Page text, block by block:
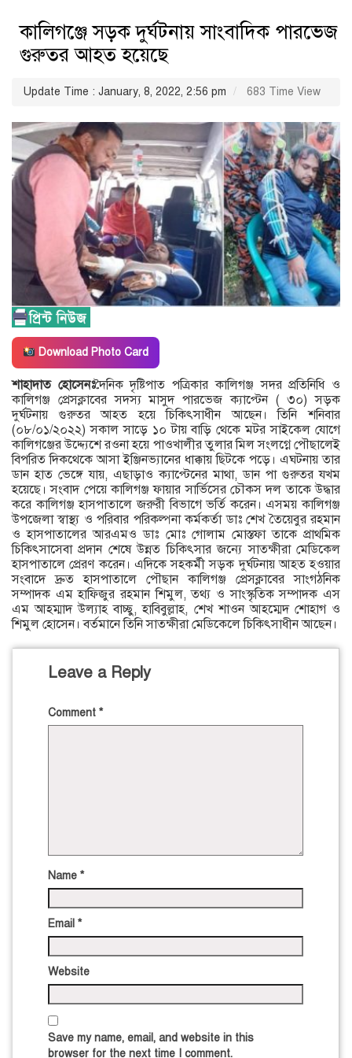
কালিগঞ্জে সড়ক দুর্ঘটনায় সাংবাদিক পারভেজ
গুরুতর আহত হয়েছে
Update Time : January, 8, 2022, 2:56 pm 683 Time View
Download Photo Card
শাহাদাত হোসেনঃদৈনিক দৃষ্টিপাত পত্রিকার কালিগঞ্জ সদর প্রতিনিধি ও
কালিগঞ্জ প্রেসক্লাবের সদস্য মাসুদ পারভেজ ক্যাপ্টেন ( ৩০) সড়ক
দুর্ঘটনায় গুরুতর আহত হয়ে চিকিৎসাধীন আছেন। তিনি শনিবার
(০৮/০১/২০২২) সকাল সাড়ে ১০ টায় বাড়ি থেকে মটর সাইকেল যোগে
কালিগঞ্জের উদ্দ্যেশে রওনা হয়ে পাওখালীর তুলার মিল সংলগ্নে পৌছালেই
বিপরিত দিকথেকে আসা ইঞ্জিনভ্যানের ধাক্কায় ছিটকে পড়ে। এঘটনায় তার
ডান হাত ভেঙ্গে যায়, এছাড়াও ক্যাপ্টেনের মাথা, ডান পা গুরুতর যখম
হয়েছে। সংবাদ পেয়ে কালিগঞ্জ ফায়ার সার্ভিসের চৌকস দল তাকে উদ্ধার
করে কালিগঞ্জ হাসপাতালে জরুরী বিভাগে ভর্তি করেন। এসময় কালিগঞ্জ
উপজেলা স্বাস্থ্য ও পরিবার পরিকল্পনা কর্মকর্তা ডাঃ শেখ তৈয়েবুর রহমান
ও হাসপাতালের আরএমও ডাঃ মোঃ গোলাম মোস্তফা তাকে প্রাথমিক
চিকিৎসাসেবা প্রদান শেষে উন্নত চিকিৎসার জন্যে সাতক্ষীরা মেডিকেল
হাসপাতালে প্রেরণ করেন। এদিকে সহকর্মী সড়ক দুর্ঘটনায় আহত হওয়ার
সংবাদে দ্রুত হাসপাতালে পৌছান কালিগঞ্জ প্রেসক্লাবের সাংগঠনিক
সম্পাদক এম হাফিজুর রহমান শিমুল, তথ্য ও সাংস্কৃতিক সম্পাদক এস
এম আহম্মাদ উল্যাহ বাচ্ছু, হাবিবুল্লাহ, শেখ শাওন আহম্মেদ শোহাগ ও
শিমুল হোসেন। বর্তমানে তিনি সাতক্ষীরা মেডিকেলে চিকিৎসাধীন আছেন।
Leave a Reply
Comment *
Name *
Email *
Website
Save my name, email, and website in this
browser for the next time I comment.